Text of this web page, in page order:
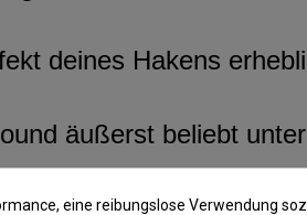
deines Hakens
äußerst beliebt
eine reibungslose Verwendung